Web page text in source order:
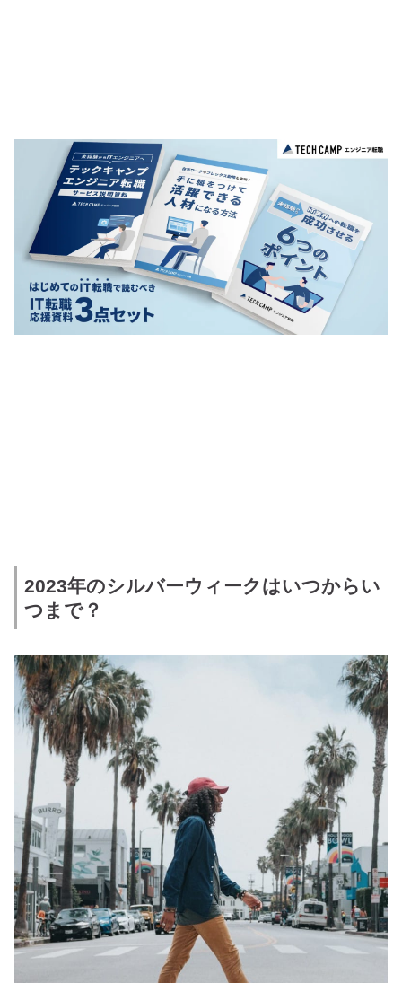
2023年のシルバーウィークはいつからい
つまで？